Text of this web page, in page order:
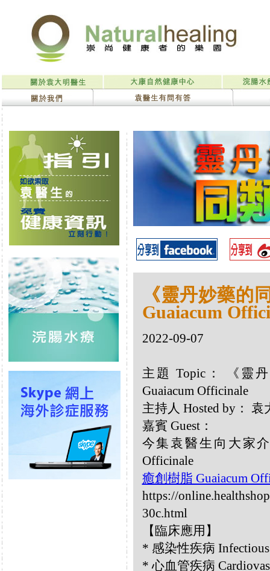
《靈丹妙藥的
Guaiacum
2022-09-07
主題 Topic： 《靈
Guaiacum Officinale
主持人 Hosted by：
嘉賓 Guest：
今集袁醫生向大家
Officinale
癒創樹脂 Guaiacum
https://
30c.html
【臨床應用】
* 感染性疾病
* 心血管疾病